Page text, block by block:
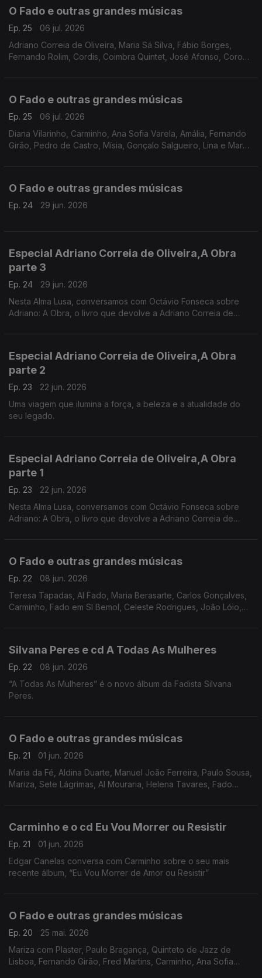
O Fado e outras grandes músicas
Ep. 25
06 jul. 2026
Adriano Correia de Oliveira, Maria Sá Silva, Fábio Borges,
Fernando Rolim, Cordis, Coimbra Quintet, José Afonso, Coro
O Fado e outras grandes músicas
Ep. 25
06 jul. 2026
Diana Vilarinho, Carminho, Ana Sofia Varela, Amália, Fernando
Girão, Pedro de Castro, Mísia, Gonçalo Salgueiro, Lina e Marco
O Fado e outras grandes músicas
Ep. 24 29 jun. 2026
Especial Adriano Correia de Oliveira,A Obra
parte 3
Ep. 24
29 jun. 2026
Nesta Alma Lusa, conversamos com Octávio Fonseca sobre
Adriano: A Obra, o livro que devolve a Adriano Correia de
Especial Adriano Correia de Oliveira,A Obra
parte 2
Ep. 23
22 jun. 2026
Uma viagem que ilumina a força, a beleza e a atualidade do
seu legado.
Especial Adriano Correia de Oliveira,A Obra
parte 1
Ep. 23
22 jun. 2026
Nesta Alma Lusa, conversamos com Octávio Fonseca sobre
Adriano: A Obra, o livro que devolve a Adriano Correia de
O Fado e outras grandes músicas
Ep. 22
08 jun. 2026
Teresa Tapadas, Al Fado, Maria Berasarte, Carlos Gonçalves,
Carminho, Fado em SI Bemol, Celeste Rodrigues, João Lóio,
Silvana Peres e cd A Todas As Mulheres
Ep. 22
08 jun. 2026
“A Todas As Mulheres” é o novo álbum da Fadista Silvana
Peres.
O Fado e outras grandes músicas
Ep. 21
01 jun. 2026
Maria da Fé, Aldina Duarte, Manuel João Ferreira, Paulo Sousa,
Mariza, Sete Lágrimas, Al Mouraria, Helena Tavares, Fado
Carminho e o cd Eu Vou Morrer ou Resistir
Ep. 21
01 jun. 2026
Edgar Canelas conversa com Carminho sobre o seu mais
recente álbum, “Eu Vou Morrer de Amor ou Resistir”
O Fado e outras grandes músicas
Ep. 20
25 mai. 2026
Mariza com Plaster, Paulo Bragança, Quinteto de Jazz de
Lisboa, Fernando Girão, Fred Martins, Carminho, Ana Sofia